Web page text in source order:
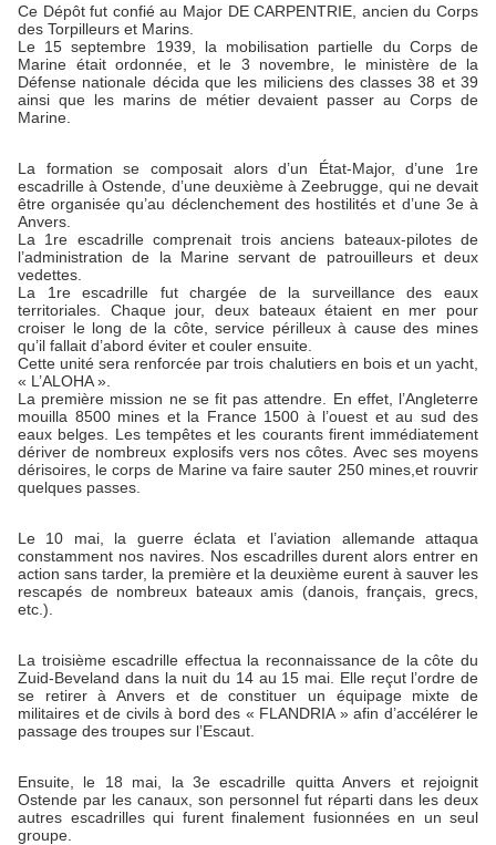
Ce Dépôt fut confié au Major DE CARPENTRIE, ancien du Corps
des Torpilleurs et Marins.
Le 15 septembre 1939, la mobilisation partielle du Corps de
Marine était ordonnée, et le 3 novembre, le ministère de la
Défense nationale décida que les miliciens des classes 38 et 39
ainsi que les marins de métier devaient passer au Corps de
Marine.
La formation se composait alors d’un État-Major, d’une 1re
escadrille à Ostende, d’une deuxième à Zeebrugge, qui ne devait
être organisée qu’au déclenchement des hostilités et d’une 3e à
Anvers.
La 1re escadrille comprenait trois anciens bateaux-pilotes de
l’administration de la Marine servant de patrouilleurs et deux
vedettes.
La 1re escadrille fut chargée de la surveillance des eaux
territoriales. Chaque jour, deux bateaux étaient en mer pour
croiser le long de la côte, service périlleux à cause des mines
qu’il fallait d’abord éviter et couler ensuite.
Cette unité sera renforcée par trois chalutiers en bois et un yacht,
« L’ALOHA ».
La première mission ne se fit pas attendre. En effet, l’Angleterre
mouilla 8500 mines et la France 1500 à l’ouest et au sud des
eaux belges. Les tempêtes et les courants firent immédiatement
dériver de nombreux explosifs vers nos côtes. Avec ses moyens
dérisoires, le corps de Marine va faire sauter 250 mines,et rouvrir
quelques passes.
Le 10 mai, la guerre éclata et l’aviation allemande attaqua
constamment nos navires. Nos escadrilles durent alors entrer en
action sans tarder, la première et la deuxième eurent à sauver les
rescapés de nombreux bateaux amis (danois, français, grecs,
etc.).
La troisième escadrille effectua la reconnaissance de la côte du
Zuid-Beveland dans la nuit du 14 au 15 mai. Elle reçut l’ordre de
se retirer à Anvers et de constituer un équipage mixte de
militaires et de civils à bord des « FLANDRIA » afin d’accélérer le
passage des troupes sur l’Escaut.
Ensuite, le 18 mai, la 3e escadrille quitta Anvers et rejoignit
Ostende par les canaux, son personnel fut réparti dans les deux
autres escadrilles qui furent finalement fusionnées en un seul
groupe.